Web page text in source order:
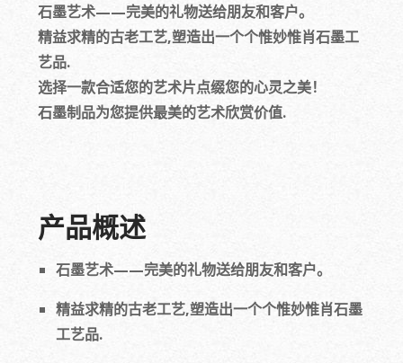
石墨艺术——完美的礼物送给朋友和客户。
精益求精的古老工艺,塑造出一个个惟妙惟肖石墨工
艺品.
选择一款合适您的艺术片点缀您的心灵之美！
石墨制品为您提供最美的艺术欣赏价值.
产品概述
石墨艺术——完美的礼物送给朋友和客户。
精益求精的古老工艺,塑造出一个个惟妙惟肖石墨
工艺品.